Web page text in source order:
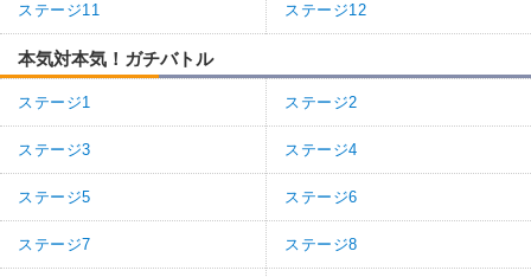
ステージ11 ステージ12
本気対本気！ガチバトル
ステージ1 ステージ2
ステージ3 ステージ4
ステージ5 ステージ6
ステージ7 ステージ8